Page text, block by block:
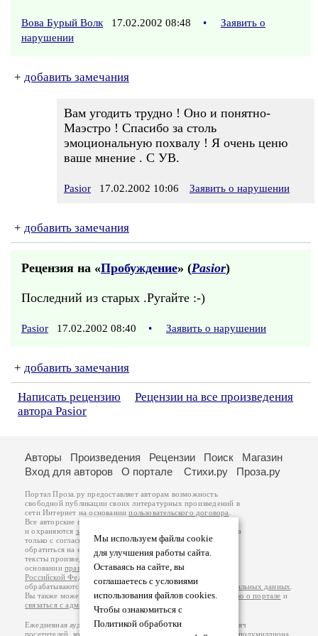
Вова Бурый Волк 17.02.2002 08:48 •
Заявить о
нарушении
+ добавить замечания
Вам угодить трудно ! Оно и понятно-
Маэстро ! Спасибо за столь
эмоциональную похвалу ! Я очень ценю
ваше мнение . С УВ.
Pasior 17.02.2002 10:06 Заявить о нарушении
+ добавить замечания
Рецензия на «Пробуждение» (Pasior)
Последний из старых .Ругайте :-)
Pasior 17.02.2002 08:40 • Заявить о нарушении
+ добавить замечания
Написать рецензию
Рецензии на все произведения
автора Pasior
Мы используем файлы cookie
для улучшения работы сайта.
Оставаясь на сайте, вы
соглашаетесь с условиями
использования файлов cookies.
Чтобы ознакомиться с
Политикой обработки
Авторы Произведения Рецензии Поиск
Магазин
Вход для авторов
О портале Стихи.ру Проза.ру
Портал Проза.ру предоставляет авторам возможность
свободной публикации своих литературных произведений в
сети Интернет на основаниипользовательского договора
Все авторские права на произведения принадлежат авторам
и охраняются законом
. Перепечатка произведений возможна
только с согласия его автора, к которому вы можете
обратиться на его авторской странице. Ответственность за
тексты произведений авторы несут самостоятельно на
основанииправил публикацииизаконодательства
Российской Федерации
обрабатываются на основанииПолитики обработки персональных данных
Вы также можете посмотреть более подробнуюинформацию о портале и
связаться с администрацией
Ежедневная аудитория портала Проза.ру – порядка 100 тысяч
посетителей, которые в общей сумме просматривают более полумиллиона